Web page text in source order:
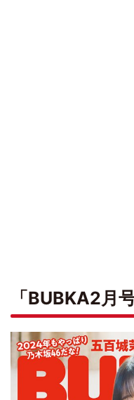
「BUBKA2月